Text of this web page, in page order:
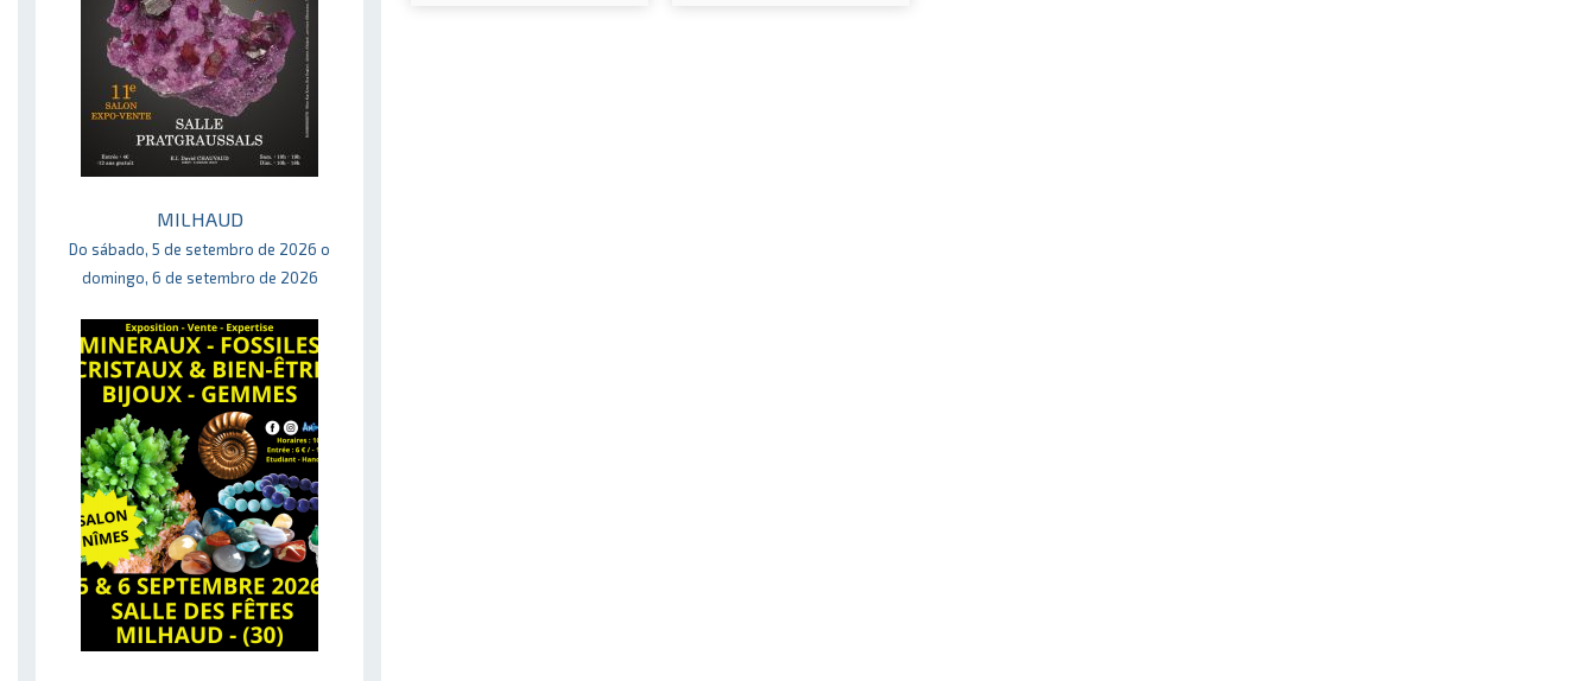
MILHAUD
Do sábado, 5 de setembro de 2026 o
domingo, 6 de setembro de 2026